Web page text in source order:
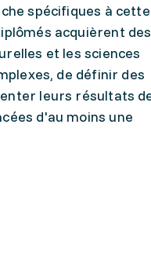
spécifiques à cette
acquièrent des
et les sciences
de définir des
leurs résultats
d'au moins une